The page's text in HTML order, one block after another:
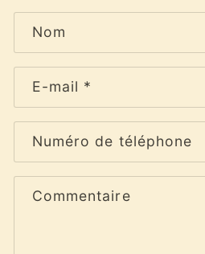
r
u
i
Nom
E-mail *
Numéro de téléphone
Commentaire